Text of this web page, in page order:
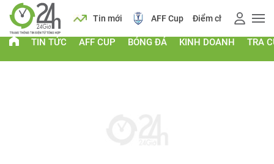
Lịch Tin mới AFF Cup Điểm chuẩn 2026
TIN TỨC AFF CUP BÓNG ĐÁ KINH DOANH TRA